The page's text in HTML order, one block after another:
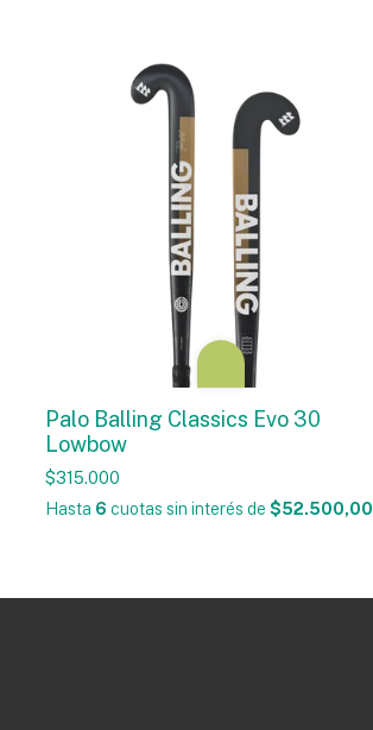
Palo Balling Classics Evo 30
Lowbow
$315.000
Hasta 6 cuotas sin interés de $52.500,00